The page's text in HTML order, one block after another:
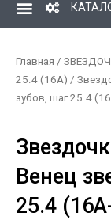
Главная /
25.4 (16А) /
зубов, шаг 25.4
Венец
25.4